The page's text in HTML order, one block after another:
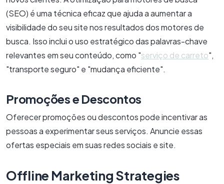
(SEO) é uma técnica eficaz que ajuda a aumentar a
visibilidade do seu site nos resultados dos motores de
busca. Isso inclui o uso estratégico das palavras-chave
relevantes em seu conteúdo, como "serviço de carreto",
"transporte seguro" e "mudança eficiente".
Promoções e Descontos
Oferecer promoções ou descontos pode incentivar as
pessoas a experimentar seus serviços. Anuncie essas
ofertas especiais em suas redes sociais e site.
Offline Marketing Strategies